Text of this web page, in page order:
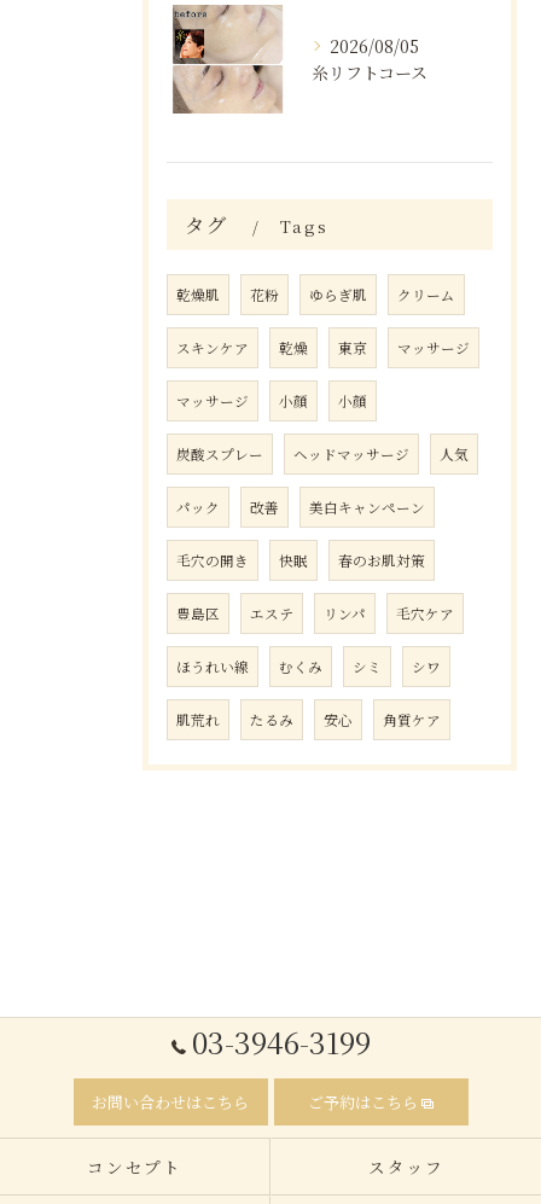
2026/08/05
糸リフトコース
タグ Tags
乾燥肌 花粉 ゆらぎ肌 クリーム
スキンケア 乾燥 東京 マッサージ
マッサージ 小顔 小顔
炭酸スプレー ヘッドマッサージ 人気
パック 改善 美白キャンペーン
毛穴の開き 快眠 春のお肌対策
豊島区 エステ リンパ 毛穴ケア
ほうれい線 むくみ シミ シワ
肌荒れ たるみ 安心 角質ケア
03-3946-3199
お問い合わせはこちら ご予約はこちら
コンセプト スタッフ